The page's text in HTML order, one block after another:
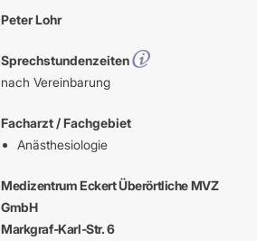
Peter Lohr
Sprechstundenzeiten
nach Vereinbarung
Facharzt / Fachgebiet
Anästhesiologie
Medizentrum Eckert Überörtliche MVZ
GmbH
Markgraf-Karl-Str. 6